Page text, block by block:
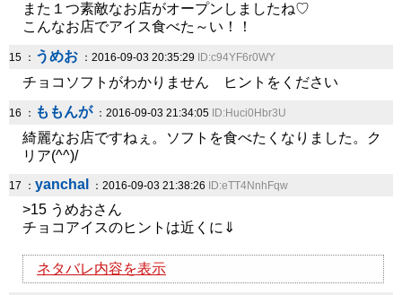
また１つ素敵なお店がオープンしましたね♡
こんなお店でアイス食べた～い！！
15 ： うめお ：2016-09-03 20:35:29 ID:c94YF6r0WY
チョコソフトがわかりません ヒントをください
16 ： ももんが：2016-09-03 21:34:05 ID:Huci0Hbr3U
綺麗なお店ですねぇ。ソフトを食べたくなりました。ク
リア(^^)/
17 ： yanchal ：2016-09-03 21:38:26 ID:eTT4NnhFqw
>15 うめおさん
チョコアイスのヒントは近くに⇓
ネタバレ内容を表示